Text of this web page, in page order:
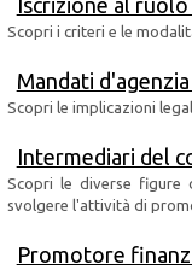
Iscrizione al
Scopri i criteri e le
Mandati
Scopri le implicazioni
Intermediari del
Scopri le diverse figure
svolgere l'attività di
Promotore